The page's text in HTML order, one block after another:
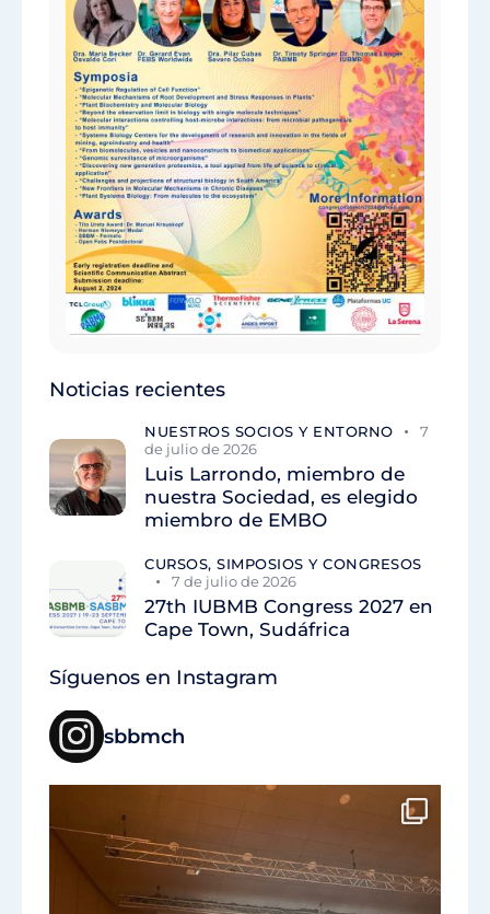
Noticias recientes
NUESTROS SOCIOS Y ENTORNO
7
de julio de 2026
Luis Larrondo, miembro de
nuestra Sociedad, es elegido
miembro de EMBO
CURSOS, SIMPOSIOS Y CONGRESOS
7 de julio de 2026
27th IUBMB Congress 2027 en
Cape Town, Sudáfrica
Síguenos en Instagram
sbbmch